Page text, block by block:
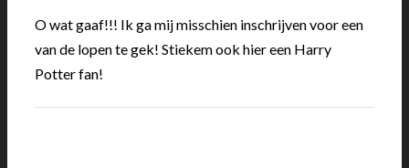
O wat gaaf!!! Ik ga mij misschien inschrijven voor een
van de lopen te gek! Stiekem ook hier een Harry
Potter fan!